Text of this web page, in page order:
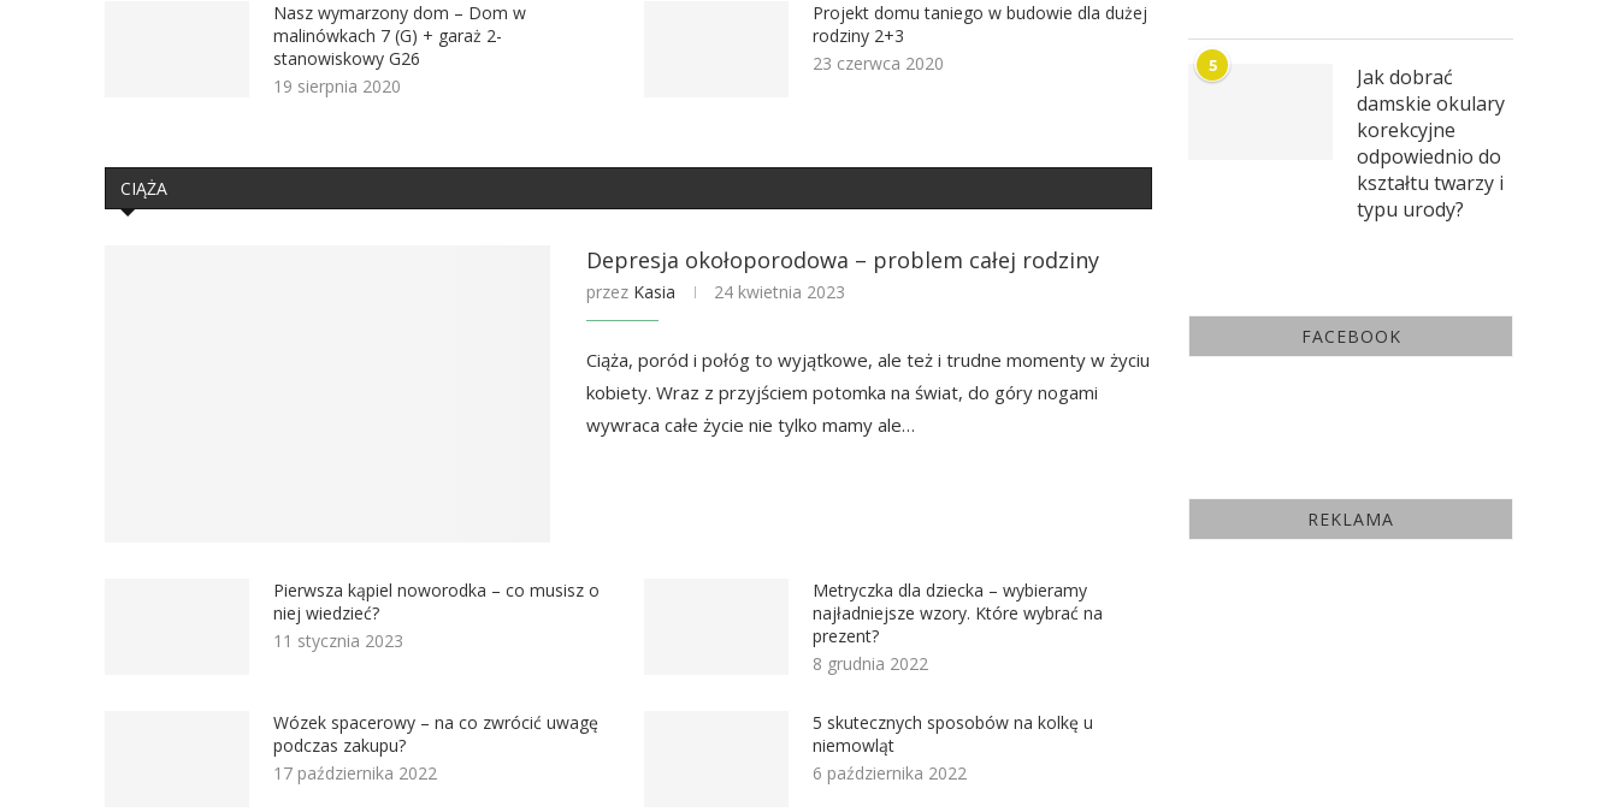
Nasz wymarzony dom – Dom w
malinówkach 7 (G) + garaż 2-
stanowiskowy G26
19 sierpnia 2020
Projekt domu taniego w budowie dla dużej
rodziny 2+3
23 czerwca 2020
CIĄŻA
Depresja okołoporodowa – problem całej rodziny
przez Kasia 24 kwietnia 2023
Ciąża, poród i połóg to wyjątkowe, ale też i trudne momenty w życiu
kobiety. Wraz z przyjściem potomka na świat, do góry nogami
wywraca całe życie nie tylko mamy ale…
Pierwsza kąpiel noworodka – co musisz o
niej wiedzieć?
11 stycznia 2023
Metryczka dla dziecka – wybieramy
najładniejsze wzory. Które wybrać na
prezent?
8 grudnia 2022
Wózek spacerowy – na co zwrócić uwagę
podczas zakupu?
17 października 2022
5 skutecznych sposobów na kolkę u
niemowląt
6 października 2022
5
Jak dobrać
damskie okulary
korekcyjne
odpowiednio do
kształtu twarzy i
typu urody?
FACEBOOK
REKLAMA